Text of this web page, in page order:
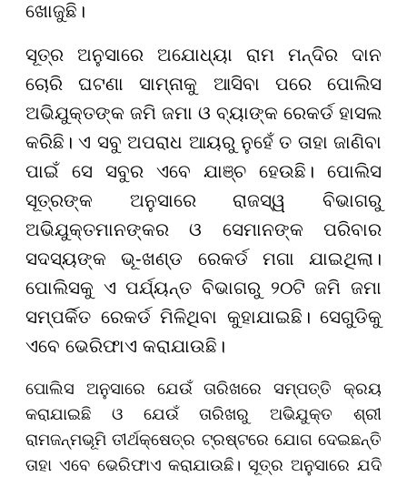
ଖୋଜୁଛି।
ସୂତ୍ର ଅନୁସାରେ ଅଯୋଧ୍ୟା ରାମ ମନ୍ଦିର ଦାନ
ଚୋରି ଘଟଣା ସାମ୍ନାକୁ ଆସିବା ପରେ ପୋଲିସ
ଅଭିଯୁକ୍ତଙ୍କ ଜମି ଜମା ଓ ବ୍ୟାଙ୍କ ରେକର୍ଡ ହାସଲ
କରିଛି। ଏ ସବୁ ଅପରାଧ ଆୟରୁ ନୁହେଁ ତ ତାହା ଜାଣିବା
ପାଇଁ ସେ ସବୁର ଏବେ ଯାଞ୍ଚ ହେଉଛି। ପୋଲିସ
ସୂତ୍ରଙ୍କ ଅନୁସାରେ ରାଜସ୍ୱ ବିଭାଗରୁ
ଅଭିଯୁକ୍ତମାନଙ୍କର ଓ ସେମାନଙ୍କ ପରିବାର
ସଦସ୍ୟଙ୍କ ଭୂ-ଖଣ୍ଡ ରେକର୍ଡ ମଗା ଯାଇଥିଲା।
ପୋଲିସକୁ ଏ ପର୍ଯ୍ୟନ୍ତ ବିଭାଗରୁ ୨୦ଟି ଜମି ଜମା
ସମ୍ପର୍କିତ ରେକର୍ଡ ମିଳିଥିବା କୁହାଯାଇଛି। ସେଗୁଡିକୁ
ଏବେ ଭେରିଫାଏ କରାଯାଉଛି।
ପୋଲିସ ଅନୁସାରେ ଯେଉଁ ତାରିଖରେ ସମ୍ପତ୍ତି କ୍ରୟ
କରାଯାଇଛି ଓ ଯେଉଁ ତାରିଖରୁ ଅଭିଯୁକ୍ତ ଶ୍ରୀ
ରାମଜନ୍ମଭୂମି ତୀର୍ଥକ୍ଷେତ୍ର ଟ୍ରଷ୍ଟରେ ଯୋଗ ଦେଇଛନ୍ତି
ତାହା ଏବେ ଭେରିଫାଏ କରାଯାଉଛି। ସୂତ୍ର ଅନୁସାରେ ଯଦି